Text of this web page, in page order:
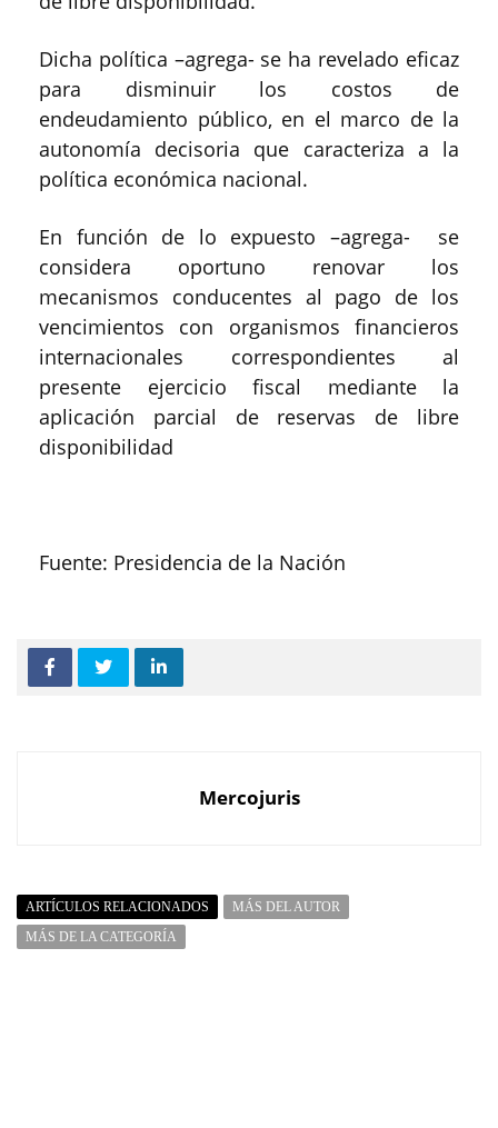
Dicha política –agrega- se ha revelado eficaz
para disminuir los costos de
endeudamiento público, en el marco de la
autonomía decisoria que caracteriza a la
política económica nacional.
En función de lo expuesto –agrega- se
considera oportuno renovar los
mecanismos conducentes al pago de los
vencimientos con organismos financieros
internacionales correspondientes al
presente ejercicio fiscal mediante la
aplicación parcial de reservas de libre
disponibilidad
Fuente: Presidencia de la Nación
Mercojuris
ARTÍCULOS RELACIONADOS
MÁS DEL AUTOR
MÁS DE LA CATEGORÍA